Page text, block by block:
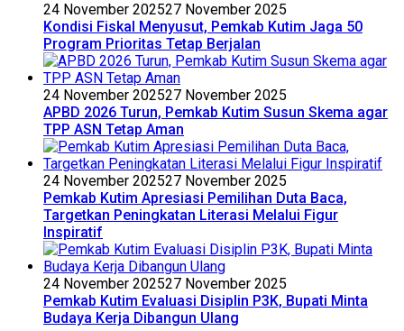
24 November 202527 November 2025
Kondisi Fiskal Menyusut, Pemkab Kutim Jaga 50
Program Prioritas Tetap Berjalan
24 November 202527 November 2025
APBD 2026 Turun, Pemkab Kutim Susun Skema agar
TPP ASN Tetap Aman
24 November 202527 November 2025
Pemkab Kutim Apresiasi Pemilihan Duta Baca,
Targetkan Peningkatan Literasi Melalui Figur
Inspiratif
24 November 202527 November 2025
Pemkab Kutim Evaluasi Disiplin P3K, Bupati Minta
Budaya Kerja Dibangun Ulang